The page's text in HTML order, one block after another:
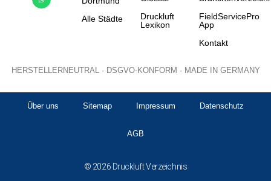
Alle Städte
Druckluft
Lexikon
FieldServicePro
App
Kontakt
HERSTELLERNEUTRAL · DSGVO-KONFORM · MADE IN GERMANY
© 2026 Druckluft Verzeichnis
Über uns Sitemap Impressum Datenschutz
AGB